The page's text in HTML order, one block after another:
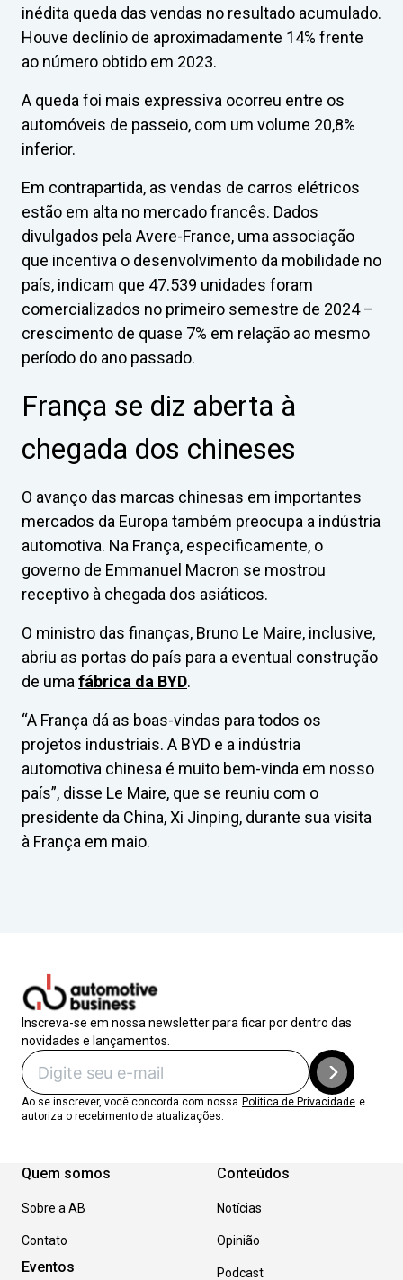
inédita queda das vendas no resultado acumulado.
Houve declínio de aproximadamente 14% frente
ao número obtido em 2023.
A queda foi mais expressiva ocorreu entre os
automóveis de passeio, com um volume 20,8%
inferior.
Em contrapartida, as vendas de carros elétricos
estão em alta no mercado francês. Dados
divulgados pela Avere-France, uma associação
que incentiva o desenvolvimento da mobilidade no
país, indicam que 47.539 unidades foram
comercializados no primeiro semestre de 2024 –
crescimento de quase 7% em relação ao mesmo
período do ano passado.
França se diz aberta à
chegada dos chineses
O avanço das marcas chinesas em importantes
mercados da Europa também preocupa a indústria
automotiva. Na França, especificamente, o
governo de Emmanuel Macron se mostrou
receptivo à chegada dos asiáticos.
O ministro das finanças, Bruno Le Maire, inclusive,
abriu as portas do país para a eventual construção
de umafábrica da BYD.
“A França dá as boas-vindas para todos os
projetos industriais. A BYD e a indústria
automotiva chinesa é muito bem-vinda em nosso
país”, disse Le Maire, que se reuniu com o
presidente da China, Xi Jinping, durante sua visita
à França em maio.
Inscreva-se em nossa newsletter para ficar por dentro das
novidades e lançamentos.
Ao se inscrever, você concorda com nossa Política de Privacidade e
autoriza o recebimento de atualizações.
Quem somos
Sobre a AB
Contato
Eventos
Conteúdos
Notícias
Opinião
Podcast